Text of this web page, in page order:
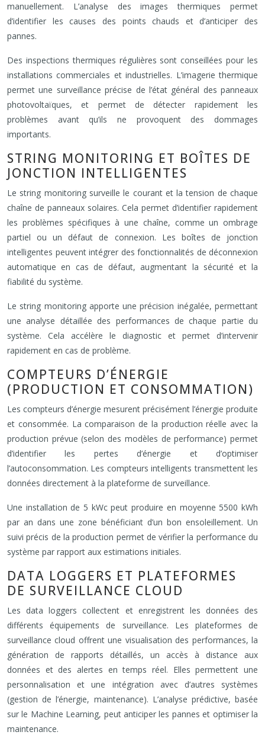
manuellement. L’analyse des images thermiques permet
d’identifier les causes des points chauds et d’anticiper des
pannes.
Des inspections thermiques régulières sont conseillées pour les
installations commerciales et industrielles. L’imagerie thermique
permet une surveillance précise de l’état général des panneaux
photovoltaïques, et permet de détecter rapidement les
problèmes avant qu’ils ne provoquent des dommages
importants.
STRING MONITORING ET BOÎTES DE
JONCTION INTELLIGENTES
Le string monitoring surveille le courant et la tension de chaque
chaîne de panneaux solaires. Cela permet d’identifier rapidement
les problèmes spécifiques à une chaîne, comme un ombrage
partiel ou un défaut de connexion. Les boîtes de jonction
intelligentes peuvent intégrer des fonctionnalités de déconnexion
automatique en cas de défaut, augmentant la sécurité et la
fiabilité du système.
Le string monitoring apporte une précision inégalée, permettant
une analyse détaillée des performances de chaque partie du
système. Cela accélère le diagnostic et permet d’intervenir
rapidement en cas de problème.
COMPTEURS D’ÉNERGIE
(PRODUCTION ET CONSOMMATION)
Les compteurs d’énergie mesurent précisément l’énergie produite
et consommée. La comparaison de la production réelle avec la
production prévue (selon des modèles de performance) permet
d’identifier les pertes d’énergie et d’optimiser
l’autoconsommation. Les compteurs intelligents transmettent les
données directement à la plateforme de surveillance.
Une installation de 5 kWc peut produire en moyenne 5500 kWh
par an dans une zone bénéficiant d’un bon ensoleillement. Un
suivi précis de la production permet de vérifier la performance du
système par rapport aux estimations initiales.
DATA LOGGERS ET PLATEFORMES
DE SURVEILLANCE CLOUD
Les data loggers collectent et enregistrent les données des
différents équipements de surveillance. Les plateformes de
surveillance cloud offrent une visualisation des performances, la
génération de rapports détaillés, un accès à distance aux
données et des alertes en temps réel. Elles permettent une
personnalisation et une intégration avec d’autres systèmes
(gestion de l’énergie, maintenance). L’analyse prédictive, basée
sur le Machine Learning, peut anticiper les pannes et optimiser la
maintenance.